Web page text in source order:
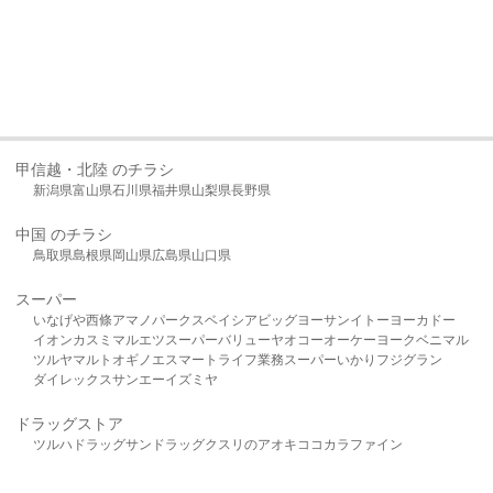
甲信越・北陸 のチラシ
新潟県富山県石川県福井県山梨県長野県
中国 のチラシ
鳥取県島根県岡山県広島県山口県
スーパー
いなげや西條アマノパークスベイシア ビッグヨーサンイトーヨーカドー
イオンカスミ マルエツスーパーバリューヤオコーオーケー ヨークベニマル
ツルヤマルト オギノ エスマート ライフ業務スーパーいかり フジグラン
ダイレックスサンエーイズミヤ
ドラッグストア
ツルハドラッグサンドラッグクスリのアオキ ココカラファイン